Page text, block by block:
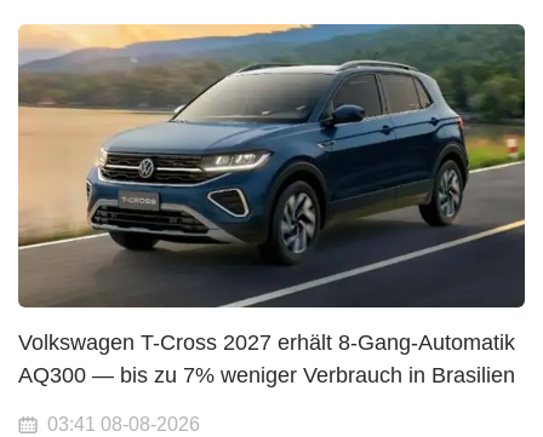
Volkswagen T-Cross 2027 erhält 8-Gang-Automatik
AQ300 — bis zu 7% weniger Verbrauch in Brasilien
03:41 08-08-2026